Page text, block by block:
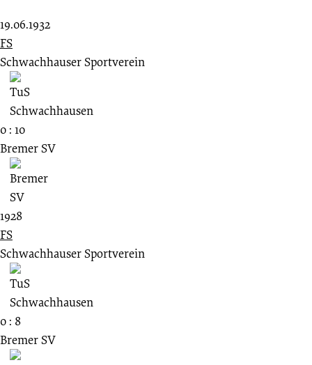
19.06.1932
FS
Schwachhauser Sportverein
0 : 10
Bremer SV
1928
FS
Schwachhauser Sportverein
0 : 8
Bremer SV